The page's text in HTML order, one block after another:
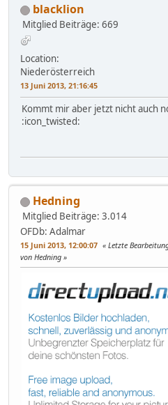
blacklion
Mitglied Beiträge: 669
Location:
Niederösterreich
13 Juni 2013, 21:16:45
Kommt mir aber jetzt nicht auch
:icon_twisted:
Hedning
Mitglied Beiträge: 3.014
OFDb: Adalmar
15 Juni 2013, 12:00:07 Letzte
von Hedning